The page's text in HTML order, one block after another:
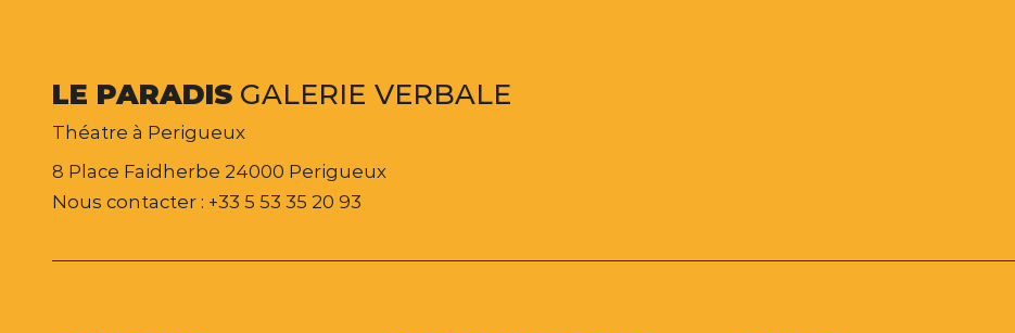
LE PARADIS GALERIE VERBALE
Théatre à Perigueux
8 Place Faidherbe 24000 Perigueux
Nous contacter : +33 5 53 35 20 93